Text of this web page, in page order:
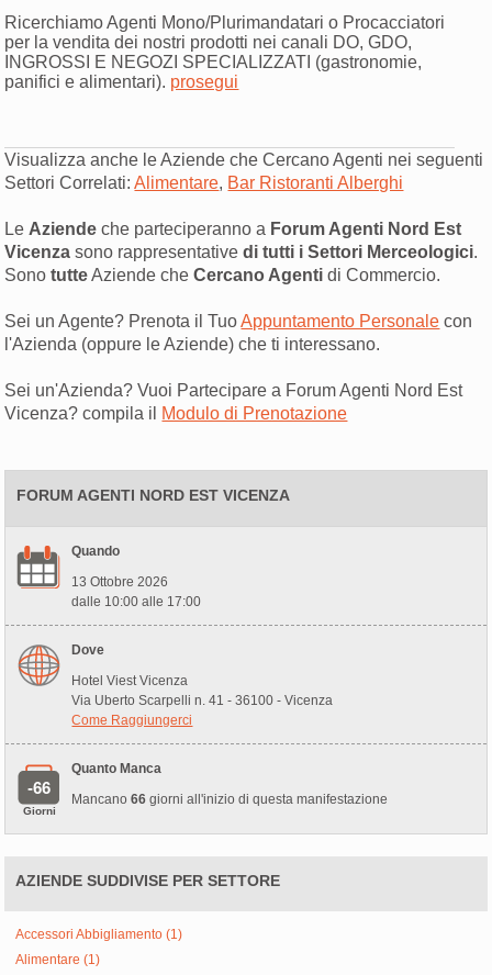
Ricerchiamo Agenti Mono/Plurimandatari o Procacciatori
per la vendita dei nostri prodotti nei canali DO, GDO,
INGROSSI E NEGOZI SPECIALIZZATI (gastronomie,
panifici e alimentari). prosegui
Visualizza anche le Aziende che Cercano Agenti nei seguenti
Settori Correlati:Alimentare, Bar Ristoranti Alberghi
Le Aziende che parteciperanno a Forum Agenti Nord Est
Vicenza sono rappresentativedi tutti i Settori Merceologici.
SonotutteAziende cheCercano Agenti di Commercio.
Sei un Agente? Prenota il TuoAppuntamento Personale con
l'Azienda (oppure le Aziende) che ti interessano.
Sei un'Azienda? Vuoi Partecipare a Forum Agenti Nord Est
Vicenza? compila il Modulo di Prenotazione
FORUM AGENTI NORD EST VICENZA
Quando
13 Ottobre 2026
dalle 10:00 alle 17:00
Dove
Hotel Viest Vicenza
Via Uberto Scarpelli n. 41 - 36100 - Vicenza
Come Raggiungerci
-66
Giorni
Quanto Manca
Mancano66 giorni all'inizio di questa manifestazione
AZIENDE SUDDIVISE PER SETTORE
Accessori Abbigliamento (1)
Alimentare (1)